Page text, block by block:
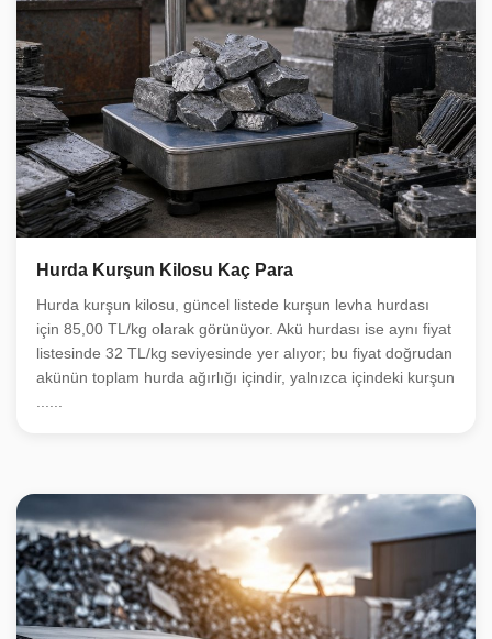
Hurda Kurşun Kilosu Kaç Para
Hurda kurşun kilosu, güncel listede kurşun levha hurdası
için 85,00 TL/kg olarak görünüyor. Akü hurdası ise aynı fiyat
listesinde 32 TL/kg seviyesinde yer alıyor; bu fiyat doğrudan
akünün toplam hurda ağırlığı içindir, yalnızca içindeki kurşun